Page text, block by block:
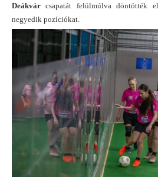
Deákvár csapatát felülmúlva döntötték
negyedik pozíciókat.